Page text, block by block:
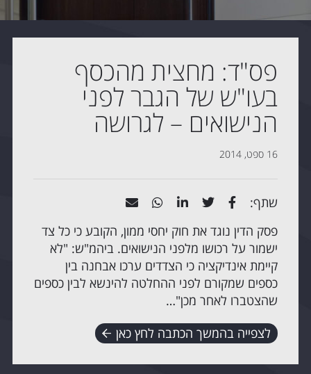
פס"ד: מחצית מהכסף
בעו"ש של הגבר לפני
הנישואים – לגרושה
16 ספט, 2014
שתף:
פסק הדין נוגד את חוק יחסי ממון, הקובע כי כל צד
ישמור על רכושו מלפני הנישואים. ביהמ"ש: "לא
קיימת אינדיקציה כי הצדדים ערכו אבחנה בין
כספים שמקורם לפני ההחלטה להינשא לבין כספים
שהצטברו לאחר מכן"…
לצפייה בהמשך הכתבה לחץ כאן